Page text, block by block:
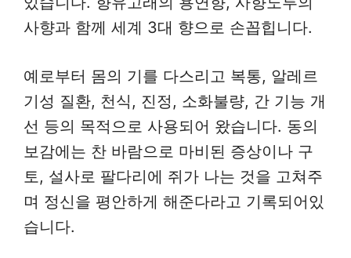
사향과 함께 세계 3대 향으로 손꼽힙니다.
예로부터 몸의 기를 다스리고 복통, 알레르
기성 질환, 천식, 진정, 소화불량, 간 기능 개
선 등의 목적으로 사용되어 왔습니다. 동의
보감에는 찬 바람으로 마비된 증상이나 구
토, 설사로 팔다리에 쥐가 나는 것을 고쳐주
며 정신을 평안하게 해준다라고 기록되어있
습니다.